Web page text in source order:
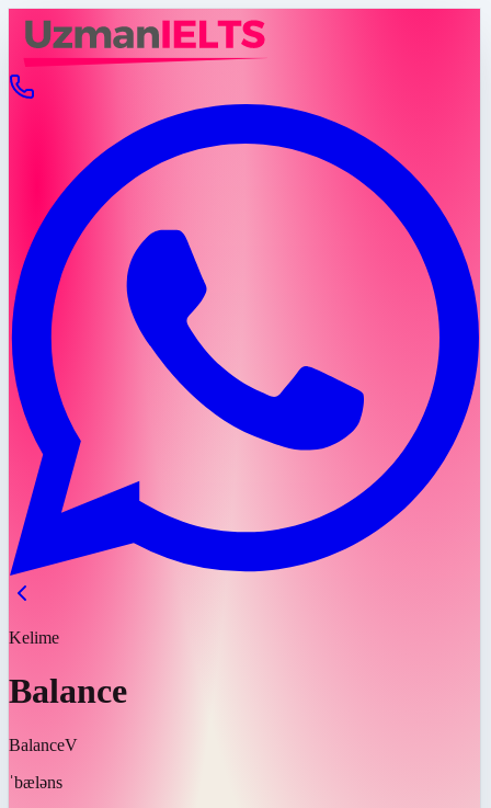
Kelime
Balance
BalanceV
ˈbæləns